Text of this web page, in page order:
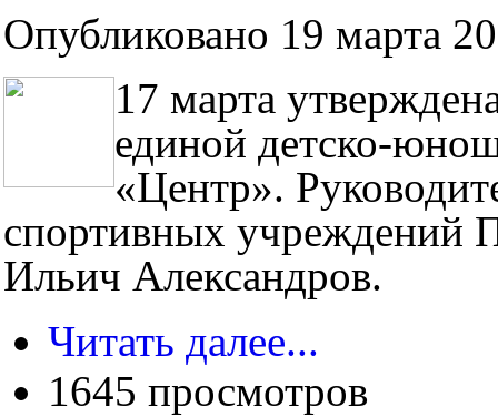
Опубликовано 19 марта
17 марта
единой детско-
«Центр».
спортивных учреждений
Ильич Александров.
Читать далее...
1645 просмотров